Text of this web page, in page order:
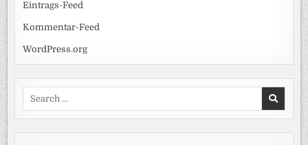
Eintrags-Feed
Kommentar-Feed
WordPress.org